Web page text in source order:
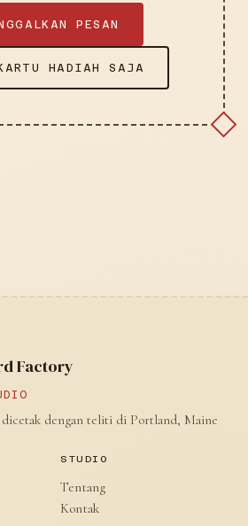
PESAN
HADIAH SAJA
Factory
dengan teliti di Portland, Maine
STUDIO
Tentang
Kontak